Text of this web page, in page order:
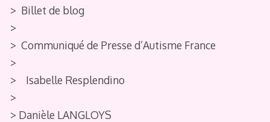
> Billet de blog
>
> Communiqué de Presse d’Autisme France
>
> Isabelle Resplendino
>
> Danièle LANGLOYS